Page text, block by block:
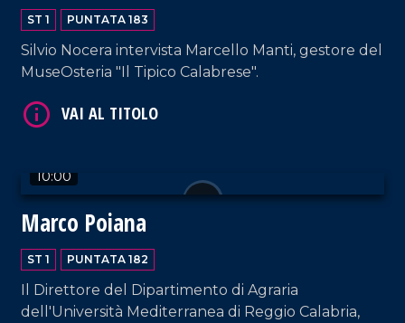
ST 1 PUNTATA 183
Silvio Nocera intervista Marcello Manti, gestore del
MuseOsteria "Il Tipico Calabrese".
10:00
Marco Poiana
ST 1 PUNTATA 182
Il Direttore del Dipartimento di Agraria
dell'Università Mediterranea di Reggio Calabria,
VAI AL TITOLO
VAI AL TITOLO